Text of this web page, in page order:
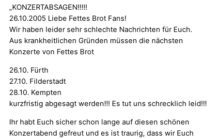
„KONZERTABSAGEN!!!!!
26.10.2005 Liebe Fettes Brot Fans!
Wir haben leider sehr schlechte Nachrichten für Euch.
Aus krankheitlichen Gründen müssen die nächsten
Konzerte von Fettes Brot
26.10. Fürth
27.10. Filderstadt
28.10. Kempten
kurzfristig abgesagt werden!!! Es tut uns schrecklich leid!!!
Ihr habt Euch sicher schon lange auf diesen schönen
Konzertabend gefreut und es ist traurig, dass wir Euch